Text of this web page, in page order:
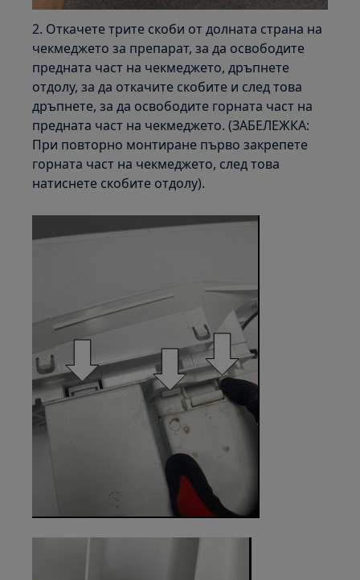
2. Откачете трите скоби от долната страна на
чекмеджето за препарат, за да освободите
предната част на чекмеджето, дръпнете
отдолу, за да откачите скобите и след това
дръпнете, за да освободите горната част на
предната част на чекмеджето. (ЗАБЕЛЕЖКА:
При повторно монтиране първо закрепете
горната част на чекмеджето, след това
натиснете скобите отдолу).